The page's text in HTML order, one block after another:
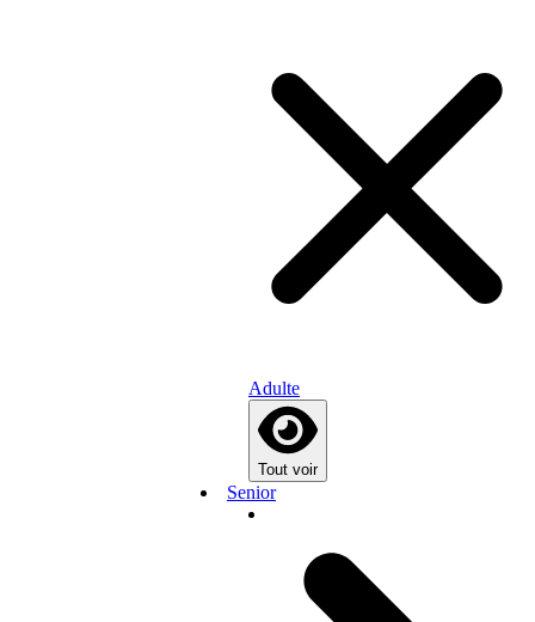
Adulte
Tout voir
Senior